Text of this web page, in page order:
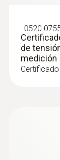
: 0520
de
medición